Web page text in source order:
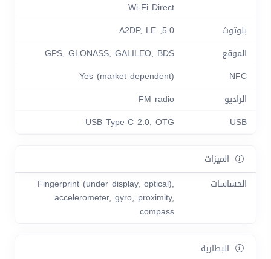
Wi-Fi Direct
بلوتوث
5.0, A2DP, LE
الموقع
GPS, GLONASS, GALILEO, BDS
NFC
Yes (market dependent)
الراديو
FM radio
USB
USB Type-C 2.0, OTG
الميزات
الحساسات
Fingerprint (under display, optical),
accelerometer, gyro, proximity,
compass
البطارية